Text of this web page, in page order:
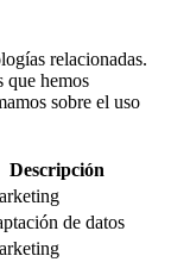
relacionadas.
que hemos
sobre el uso
Descripción
de datos